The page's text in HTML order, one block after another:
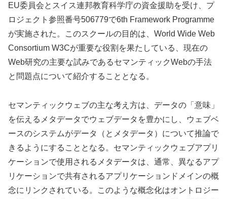
EU委員会とスイス連邦教育科学庁の資金援助を受け、プ
ロジェクト参照番号506779で6th Framework Programme
が実施された。このスクールの目的は、World Wide Web
Consortium W3Cが重要な役割を果たしている、現在の
Web研究の主要な試みであるセマンティックWebの手法
と問題点について紹介することとなる。
セマンティックウェブの主な考え方は、データの「意味」
を伝えるメタデータでウェブデータを豊かにし、ウェブベ
ースのシステムがデータ（とメタデータ）について推論で
きるようにすることとなる。セマンティックウェブアプリ
ケーションで使用されるメタデータは、通常、異なるアプ
リケーションで共有されるアプリケーションドメインの概
念にリンクされている。このような概念化はオントロジー